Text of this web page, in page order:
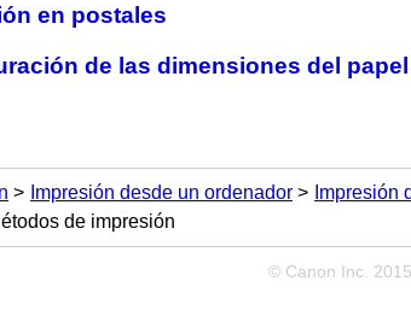
en postales
de las dimensiones del
Impresión desde un ordenador
Impresión
de impresión
© Canon Inc. 2015